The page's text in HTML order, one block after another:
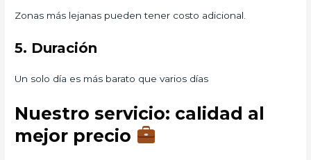
Zonas más lejanas pueden tener costo adicional.
5. Duración
Un solo día es más barato que varios días
Nuestro servicio: calidad al
mejor precio